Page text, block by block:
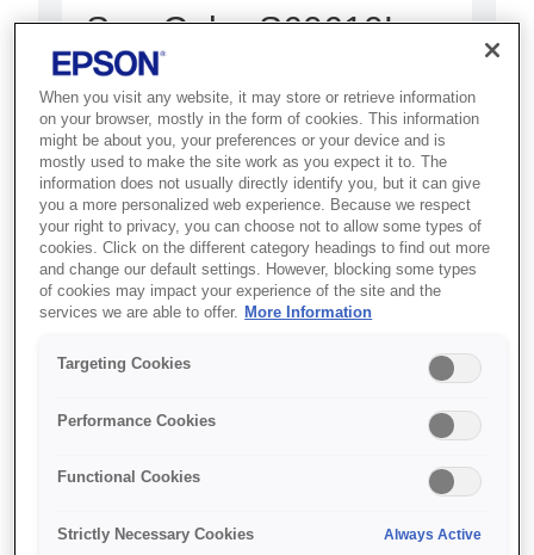
SureColor S60610L
Bu hassas, üstün kaliteli üretken
afiş ve sergi yazıcısı ile ürün
yelpazenizi genişletin
Çift baskı kafası
4 renkli mürekkep seti
Gelişmiş AD-ATC sistemi
When you visit any website, it may store or retrieve information
on your browser, mostly in the form of cookies. This information
might be about you, your preferences or your device and is
mostly used to make the site work as you expect it to. The
information does not usually directly identify you, but it can give
you a more personalized web experience. Because we respect
your right to privacy, you can choose not to allow some types of
cookies. Click on the different category headings to find out more
and change our default settings. However, blocking some types
of cookies may impact your experience of the site and the
services we are able to offer. More Information
Targeting Cookies
Performance Cookies
Functional Cookies
Strictly Necessary Cookies Always Active